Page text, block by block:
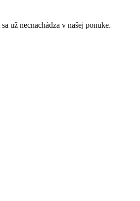
už necnachádza v našej ponuke.